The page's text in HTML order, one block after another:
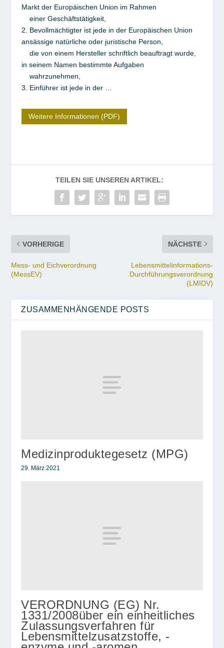
Markt der Europäischen Union im Rahmen
einer Geschäftstätigkeit,
2. Bevollmächtigter ist jede in der Europäischen Union
ansässige natürliche oder juristische Person,
die von einem Hersteller schriftlich beauftragt wurde,
in seinem Namen bestimmte Aufgaben
wahrzunehmen,
3. Einführer ist jede in der …
Weitere Informationen (PDF)
TEILEN SIE UNSEREN ARTIKEL:
VORHERIGE
Mess- und Eichverordnung
(MessEV)
NÄCHSTE
Lebensmittelinformations-
Durchführungsverordnung
(LMIDV)
ZUSAMMENHÄNGENDE POSTS
Medizinproduktegesetz (MPG)
29. März 2021
VERORDNUNG (EG) Nr.
1331/2008über ein einheitliches
Zulassungsverfahren für
Lebensmittelzusatzstoffe, -